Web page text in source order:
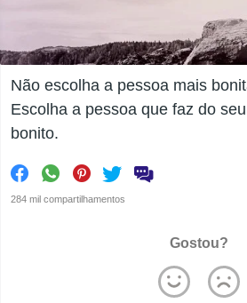
Não escolha a pessoa mais
Escolha a pessoa que faz do
bonito.
284 mil compartilhamentos
Gostou?